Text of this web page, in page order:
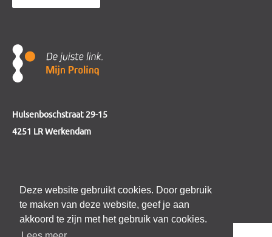
Deze website gebruikt cookies. Door gebruik
te maken van deze website, geef je aan
akkoord te zijn met het gebruik van cookies.
Hulsenboschstraat 29-15
4251 LR Werkendam
e-mailinfo@mijnprolinq.nl